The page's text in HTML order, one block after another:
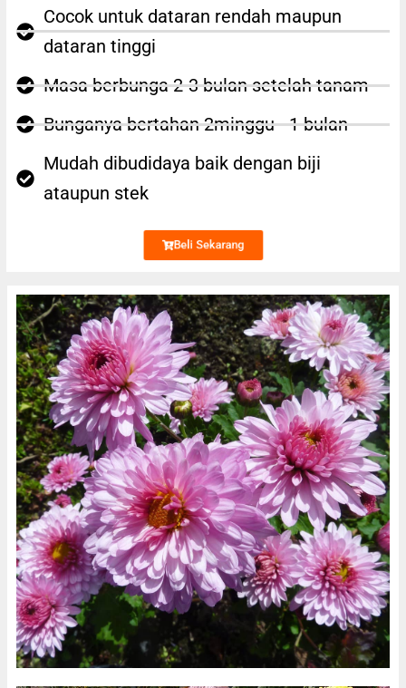
Cocok untuk dataran rendah maupun
dataran tinggi
Masa berbunga 2-3 bulan setelah tanam
Bunganya bertahan 2minggu - 1 bulan
Mudah dibudidaya baik dengan biji
ataupun stek
Beli Sekarang